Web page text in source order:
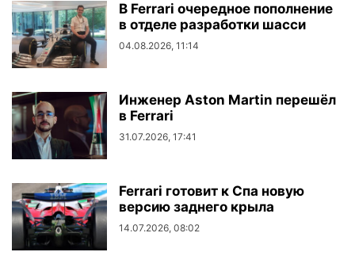
В Ferrari очередное пополнение
в отделе разработки шасси
04.08.2026, 11:14
Инженер Aston Martin перешёл
в Ferrari
31.07.2026, 17:41
Ferrari готовит к Спа новую
версию заднего крыла
14.07.2026, 08:02